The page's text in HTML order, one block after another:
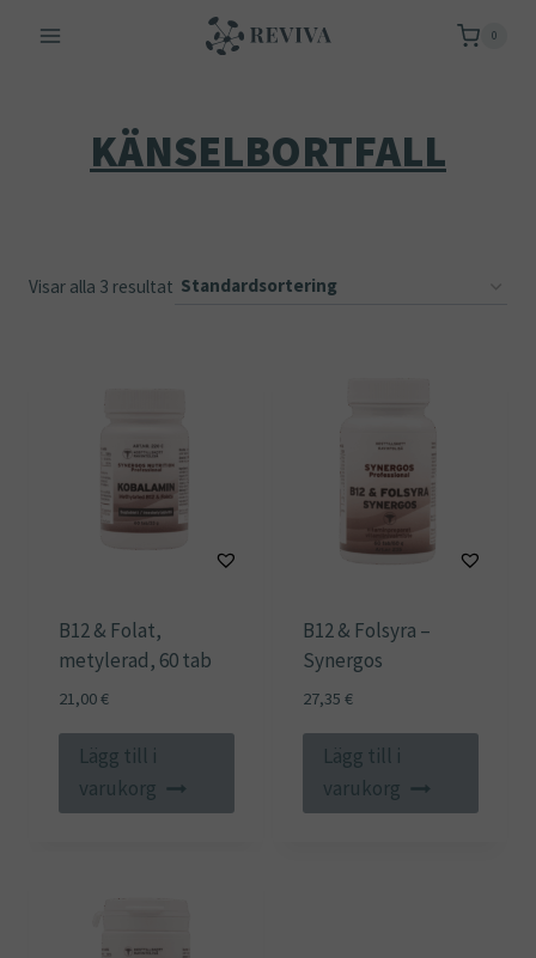
0
KÄNSELBORTFALL
Visar alla 3 resultat
B12 & Folat,
metylerad, 60 tab
21,00€
Lägg till i
varukorg
B12 & Folsyra –
Synergos
27,35 €
Lägg till i
varukorg